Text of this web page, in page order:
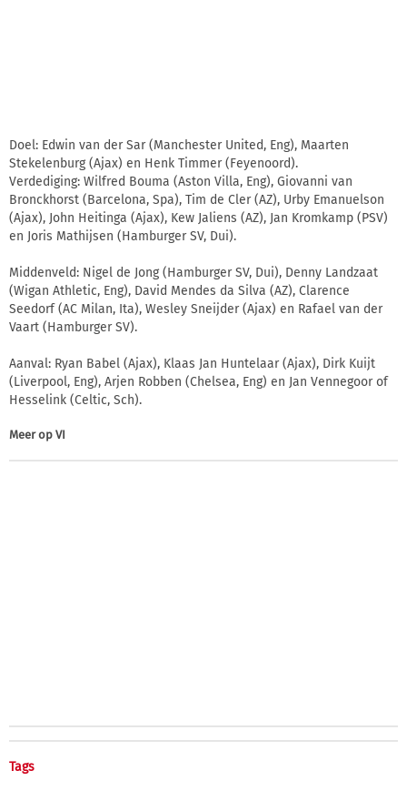
Doel: Edwin van der Sar (Manchester United, Eng), Maarten
Stekelenburg (Ajax) en Henk Timmer (Feyenoord).
Verdediging: Wilfred Bouma (Aston Villa, Eng), Giovanni van
Bronckhorst (Barcelona, Spa), Tim de Cler (AZ), Urby Emanuelson
(Ajax), John Heitinga (Ajax), Kew Jaliens (AZ), Jan Kromkamp (PSV)
en Joris Mathijsen (Hamburger SV, Dui).
Middenveld: Nigel de Jong (Hamburger SV, Dui), Denny Landzaat
(Wigan Athletic, Eng), David Mendes da Silva (AZ), Clarence
Seedorf (AC Milan, Ita), Wesley Sneijder (Ajax) en Rafael van der
Vaart (Hamburger SV).
Aanval: Ryan Babel (Ajax), Klaas Jan Huntelaar (Ajax), Dirk Kuijt
(Liverpool, Eng), Arjen Robben (Chelsea, Eng) en Jan Vennegoor of
Hesselink (Celtic, Sch).
Meer op VI
Tags